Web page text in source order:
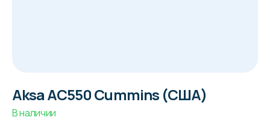
Aksa AC550 Cummins (США)
В наличии